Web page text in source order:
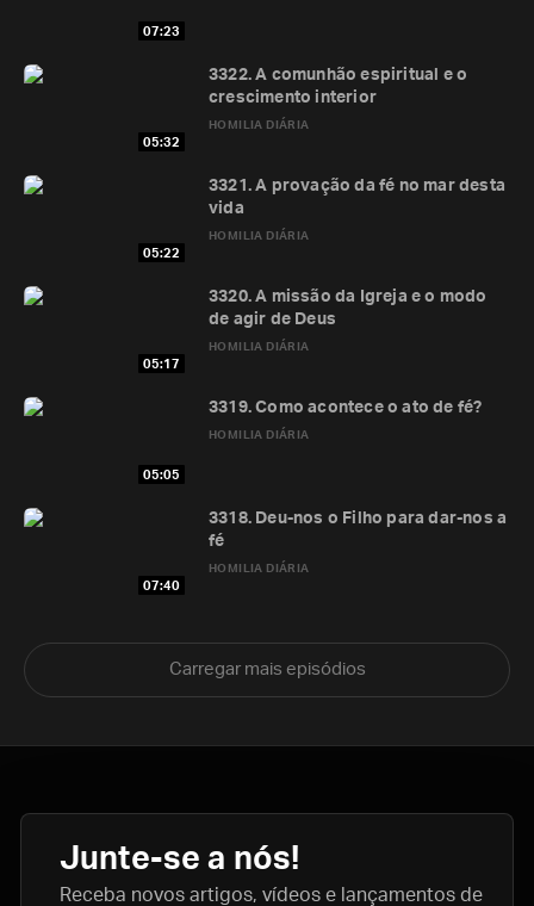
07:23
05:32
HOMILIA DIÁRIA
3322. A comunhão espiritual e o
crescimento interior
05:22
HOMILIA DIÁRIA
3321. A provação da fé no mar desta
vida
05:17
HOMILIA DIÁRIA
3320. A missão da Igreja e o modo
de agir de Deus
05:05
HOMILIA DIÁRIA
3319. Como acontece o ato de fé?
07:40
HOMILIA DIÁRIA
3318. Deu-nos o Filho para dar-nos a
fé
Carregar mais episódios
Junte-se a nós!
Receba novos artigos, vídeos e lançamentos de